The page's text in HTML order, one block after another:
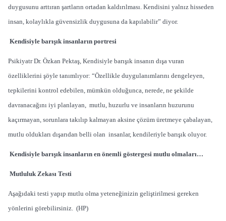
duygusunu arttıran şartların ortadan kaldırılması. Kendisini yalnız hisseden
insan, kolaylıkla güvensizlik duygusuna da kapılabilir” diyor.
Kendisiyle barışık insanların portresi
Psikiyatr Dr. Özkan Pektaş, Kendisiyle barışık insanın dışa vuran
özelliklerini şöyle tanımlıyor: “Özellikle duygulanımlarını dengeleyen,
tepkilerini kontrol edebilen, mümkün olduğunca, nerede, ne şekilde
davranacağını iyi planlayan, mutlu, huzurlu ve insanların huzurunu
kaçırmayan, sorunlara takılıp kalmayan aksine çözüm üretmeye çabalayan,
mutlu oldukları dışarıdan belli olan insanlar, kendileriyle barışık oluyor.
Kendisiyle barışık insanların en önemli göstergesi mutlu olmaları…
Mutluluk Zekası Testi
Aşağıdaki testi yapıp mutlu olma yeteneğinizin geliştirilmesi gereken
yönlerini görebilirsiniz. (HP)